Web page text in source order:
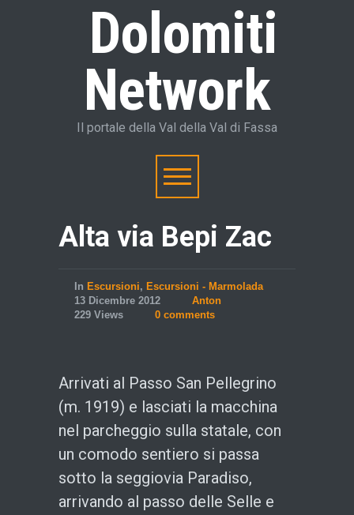
Dolomiti
Network
Il portale della Val della Val di Fassa
Alta via Bepi Zac
In Escursioni, Escursioni - Marmolada
13 Dicembre 2012
Anton
229 Views
0 comments
Arrivati al Passo San Pellegrino
(m. 1919) e lasciati la macchina
nel parcheggio sulla statale, con
un comodo sentiero si passa
sotto la seggiovia Paradiso,
arrivando al passo delle Selle e